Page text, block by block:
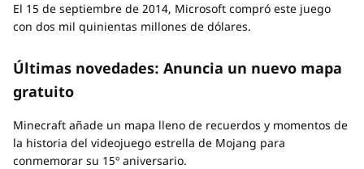
El 15 de septiembre de 2014, Microsoft compró este juego
con dos mil quinientas millones de dólares.
Últimas novedades: Anuncia un nuevo mapa
gratuito
Minecraft añade un mapa lleno de recuerdos y momentos de
la historia del videojuego estrella de Mojang para
conmemorar su 15º aniversario.